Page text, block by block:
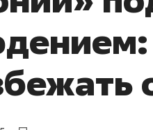
МАРТ
зная местных
бизнес может
минимум